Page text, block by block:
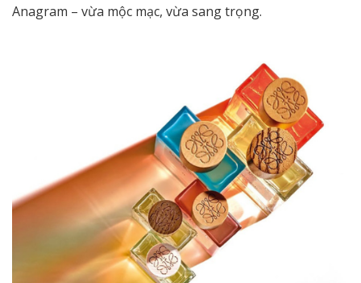
Anagram – vừa mộc mạc, vừa sang trọng.